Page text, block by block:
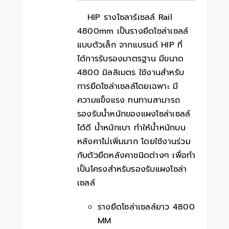
HIP รางโซลาร์เซลล์ Rail
4800mm เป็นรางยึดโซล่าเซลล์
แบบตัวเล็ก จากแบรนด์ HIP ที่
ได้การรับรองมาตรฐาน มีขนาด
4800 มิลลิเมตร ใช้งานสำหรับ
การยึดโซล่าเซลล์โดยเฉพาะ มี
ความแข็งแรง ทนทานสามารถ
รองรับน้ำหนักของแผงโซล่าเซลล์
ได้ดี น้ำหนักเบา ทำให้น้ำหนักบน
หลังคาไม่เพิ่มมาก โดยใช้งานร่วม
กับตัวยึดหลังคาชนิดต่างๆ เพื่อทำ
เป็นโครงสำหรับรองรับแผงโซล่า
เซลล์
รางยึดโซล่าเซลล์ยาว 4800
MM